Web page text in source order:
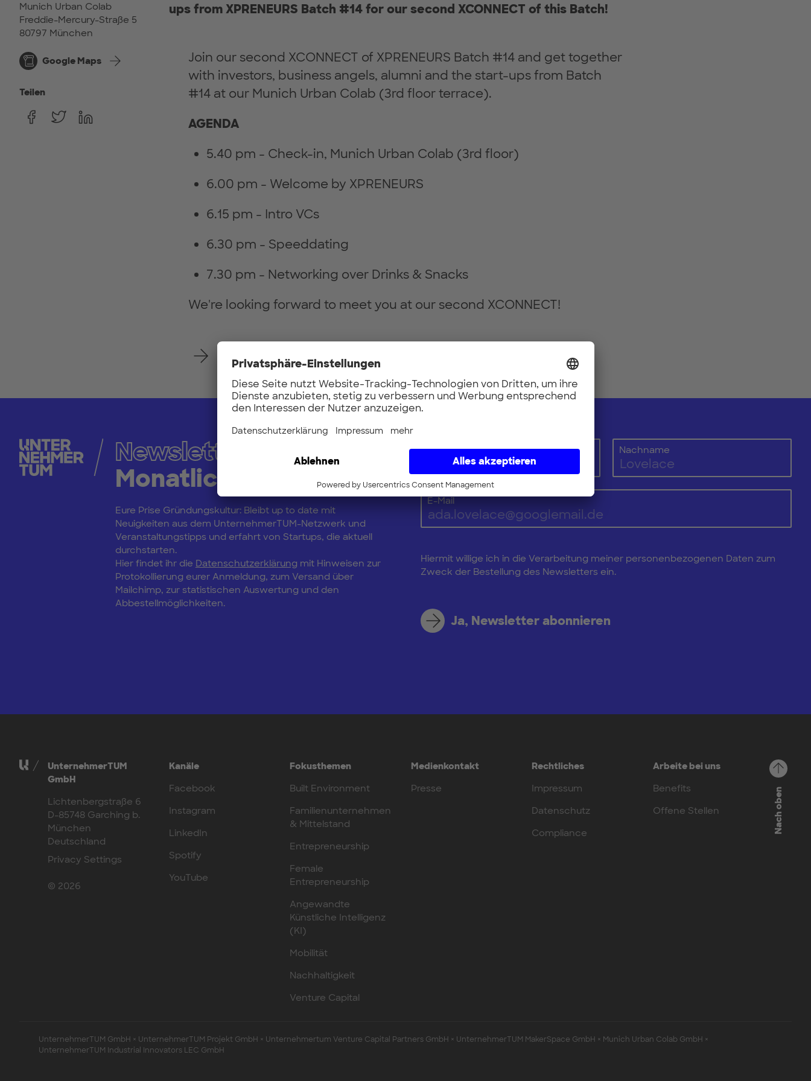
Munich Urban Colab
Freddie-Mercury-Straße 5
80797 München
Google Maps
Teilen
ups from XPRENEURS Batch #14 for our second XCONNECT of this Batch!
Join our second XCONNECT of XPRENEURS Batch #14 and get together
with investors, business angels, alumni and the start-ups from Batch
#14 at our Munich Urban Colab (3rd floor terrace).
AGENDA
5.40 pm - Check-in, Munich Urban Colab (3rd floor)
6.00 pm - Welcome by XPRENEURS
6.15 pm - Intro VCs
6.30 pm - Speeddating
7.30 pm - Networking over Drinks & Snacks
We're looking forward to meet you at our second XCONNECT!
Register now
Newsletter
Monatliche Updates
Eure Prise Gründungskultur: Bleibt up to date mit
Neuigkeiten aus dem UnternehmerTUM-Netzwerk und
Veranstaltungstipps und erfahrt von Startups, die aktuell
durchstarten.
Hier findet ihr die Datenschutzerklärung mit Hinweisen zur
Protokollierung eurer Anmeldung, zum Versand über
Mailchimp, zur statistischen Auswertung und den
Abbestellmöglichkeiten.
Vorname Nachname
E-Mail
Hiermit willige ich in die Verarbeitung meiner personenbezogenen Daten zum
Zweck der Bestellung des Newsletters ein.
Ja, Newsletter abonnieren
UnternehmerTUM
GmbH
Lichtenbergstraße 6
D-85748 Garching b.
München
Deutschland
Privacy Settings
© 2026
Kanäle
Facebook
Instagram
LinkedIn
Spotify
YouTube
Fokusthemen
Built Environment
Familienunternehmen
& Mittelstand
Entrepreneurship
Female
Entrepreneurship
Angewandte
Künstliche Intelligenz
(KI)
Mobilität
Nachhaltigkeit
Venture Capital
Medienkontakt
Presse
Rechtliches
Impressum
Datenschutz
Compliance
Arbeite bei uns
Benefits
Offene Stellen
Nach oben
UnternehmerTUM GmbH × UnternehmerTUM Projekt GmbH × Unternehmertum Venture Capital Partners GmbH × UnternehmerTUM MakerSpace GmbH × Munich Urban Colab GmbH ×
UnternehmerTUM Industrial Innovators LEC GmbH